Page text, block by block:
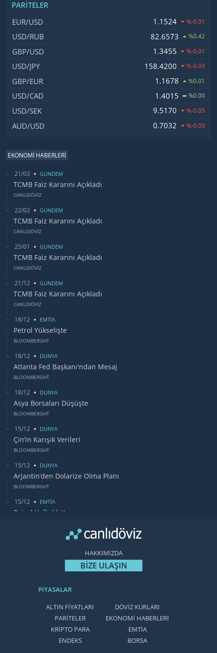
PARITELER
İsim, Kod
EUR/USD 1.1524 %-0.01
USD/RUB 82.6573 %0.42
GBP/USD 1.3455 %-0.01
USD/JPY 158.4200 %-0.03
GBP/EUR 1.1678 %0.01
USD/CAD 1.4015 %0.00
USD/SEK 9.5170 %-0.05
AUD/USD 0.7032 %-0.03
EKONOMİ HABERLERİ
21/03 GUNDEM
TCMB Faiz Kararını Açıkladı
CANLIDÖVİZ
22/02 GUNDEM
TCMB Faiz Kararını Açıkladı
CANLIDÖVİZ
25/01 GUNDEM
TCMB Faiz Kararını Açıkladı
CANLIDÖVİZ
21/12 GUNDEM
TCMB Faiz Kararını Açıkladı
CANLIDÖVİZ
18/12 EMTİA
Petrol Yükselişte
BLOOMBERGHT
18/12 DUNYA
Atlanta Fed Başkanı'ndan Mesaj
BLOOMBERGHT
18/12 DUNYA
Asya Borsaları Düşüşte
BLOOMBERGHT
15/12 DUNYA
Çin’in Karışık Verileri
BLOOMBERGHT
15/12 DUNYA
Arjantin’den Dolarize Olma Planı
BLOOMBERGHT
15/12 EMTİA
Petrol Haftalık Kazancı
Bugün Gözler Fed Faiz Kararında
HAKKIMIZDA
BİZE ULAŞIN
PiYASALAR
ALTIN FİYATLARI
DÖVİZ KURLARI
PARİTELER
EKONOMİ HABERLERİ
KRİPTO PARA
EMTİA
ENDEKS
BORSA